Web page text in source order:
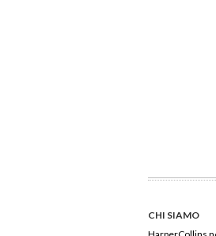
CHI SIAMO